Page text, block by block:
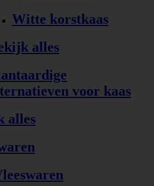
Witte korstkaas
alles
voor kaas
alles